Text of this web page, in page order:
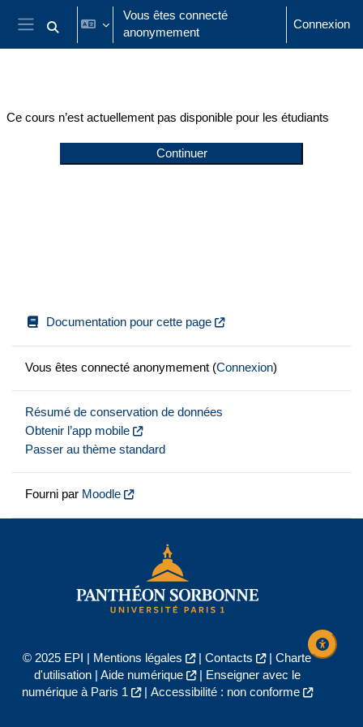
Passer au contenu principal
Panneau latéral
Activer/désactiver la saisie de recherche
Vous êtes connecté
anonymement
Connexion
Ce cours n’est actuellement pas disponible pour les étudiants
Continuer
Documentation pour cette page
Vous êtes connecté anonymement (Connexion)
Résumé de conservation de données
Obtenir l’app mobile
Passer au thème standard
Fourni par Moodle
© 2025 EPI | Mentions légales | Contacts | Charte
d'utilisation| Aide numérique |
Enseigner avec le
numérique à Paris 1
| Accessibilité : non conforme